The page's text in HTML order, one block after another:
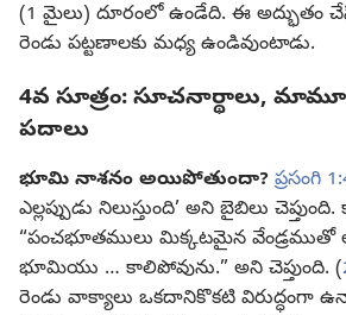
(1 మైలు) దూరంలో ఉండేది. ఈ అద్భుతం
రెండు పట్టణాలకు మధ్య ఉండివుంటాడు.
4వ సూత్రం: సూచనార్థాలు,
పదాలు
భూమి నాశనం అయిపోతుందా? ప్రసంగి
ఎల్లప్పుడు నిలుస్తుంది’ అని బైబిలు
“పంచభూతములు మిక్కటమైన
భూమియు … కాలిపోవును.” అని చెప్తుంది. (
రెండు వాక్యాలు ఒకదానికొకటి విరుద్ధంగా